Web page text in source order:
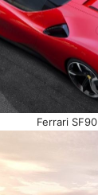
Ferrari SF90